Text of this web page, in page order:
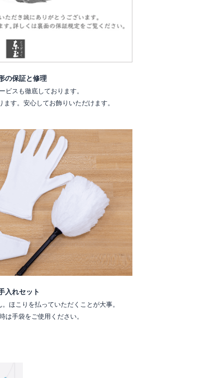
の保証と修理
ビスも徹底しております。
す。安心してお飾りいただけます。
入れセット
ほこりを払っていただくことが大事。
は手袋をご使用ください。